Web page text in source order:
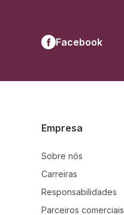
Facebook
Empresa
Sobre nós
Carreiras
Responsabilidades
Parceiros comerciais